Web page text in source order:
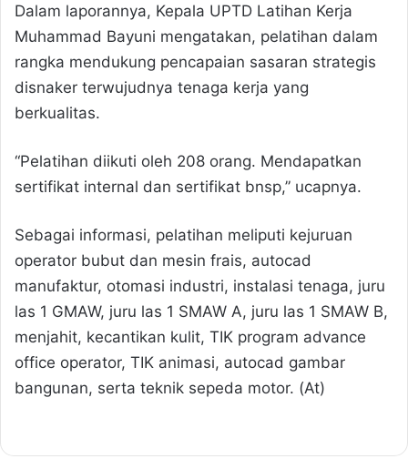
Dalam laporannya, Kepala UPTD Latihan Kerja
Muhammad Bayuni mengatakan, pelatihan dalam
rangka mendukung pencapaian sasaran strategis
disnaker terwujudnya tenaga kerja yang
berkualitas.
“Pelatihan diikuti oleh 208 orang. Mendapatkan
sertifikat internal dan sertifikat bnsp,” ucapnya.
Sebagai informasi, pelatihan meliputi kejuruan
operator bubut dan mesin frais, autocad
manufaktur, otomasi industri, instalasi tenaga, juru
las 1 GMAW, juru las 1 SMAW A, juru las 1 SMAW B,
menjahit, kecantikan kulit, TIK program advance
office operator, TIK animasi, autocad gambar
bangunan, serta teknik sepeda motor. (At)